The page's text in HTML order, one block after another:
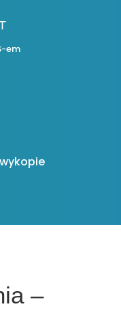
em
–